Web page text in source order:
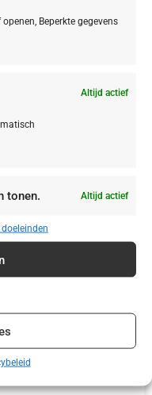
Beperkte gegevens
Altijd actief
tonen. Altijd actief
doeleinden
Walsheim